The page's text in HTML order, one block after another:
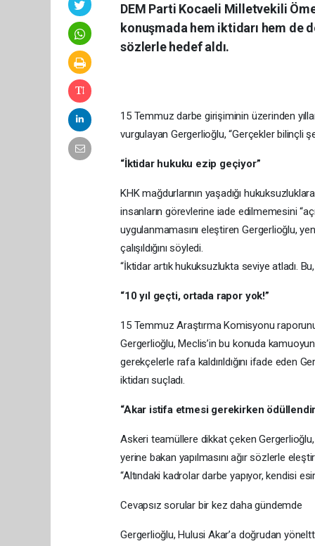
DEM Parti Kocaeli Milletvekili
konuşmada hem iktidarı hem de
sözlerle hedef aldı.
15 Temmuz darbe girişiminin üzerinden
vurgulayan Gergerlioğlu, “Gerçekler bilinçli
“İktidar hukuku ezip geçiyor”
KHK mağdurlarının yaşadığı
insanların görevlerine iade edilmemesini
uygulanmamasını eleştiren Gergerlioğlu,
çalışıldığını söyledi.
“İktidar artık hukuksuzlukta seviye atladı.
“10 yıl geçti, ortada rapor yok!”
15 Temmuz Araştırma Komisyonu
Gergerlioğlu, Meclis’in bu konuda
gerekçelerle rafa kaldırıldığını ifade eden
iktidarı suçladı.
“Akar istifa etmesi gerekirken
Askeri teamüllere dikkat çeken Gergerlioğlu,
yerine bakan yapılmasını ağır sözlerle
“Altındaki kadrolar darbe yapıyor, kendisi
Cevapsız sorular bir kez daha gündemde
Gergerlioğlu, Hulusi Akar’a doğrudan